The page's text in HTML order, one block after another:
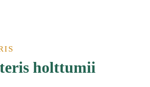
holttumii